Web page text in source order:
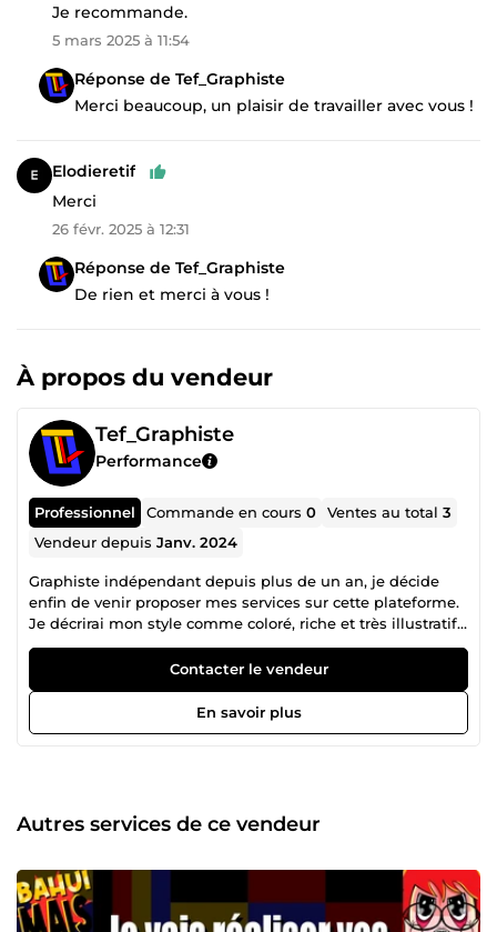
Je recommande.
5 mars 2025 à 11:54
Réponse de Tef_Graphiste
Merci beaucoup, un plaisir de travailler avec vous !
Elodieretif
Merci
26 févr. 2025 à 12:31
Réponse de Tef_Graphiste
De rien et merci à vous !
À propos du vendeur
Tef_Graphiste
Performance
Professionnel Commande en cours0 Ventes au total3
Vendeur depuisJanv. 2024
Graphiste indépendant depuis plus de un an, je décide
enfin de venir proposer mes services sur cette plateforme.
Je décrirai mon style comme coloré, riche et très illustratif.
J'espère que mes travaux vous plairont.
Contacter le vendeur
En savoir plus
Autres services de ce vendeur